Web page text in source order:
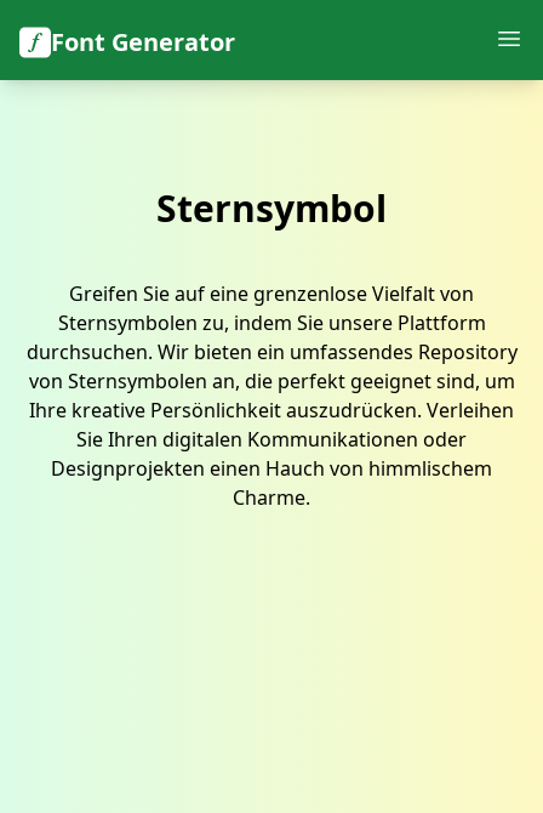
Font Generator
Sternsymbol
Greifen Sie auf eine grenzenlose Vielfalt von
Sternsymbolen zu, indem Sie unsere Plattform
durchsuchen. Wir bieten ein umfassendes Repository
von Sternsymbolen an, die perfekt geeignet sind, um
Ihre kreative Persönlichkeit auszudrücken. Verleihen
Sie Ihren digitalen Kommunikationen oder
Designprojekten einen Hauch von himmlischem
Charme.